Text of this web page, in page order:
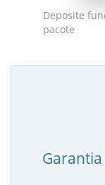
Deposite
pacote